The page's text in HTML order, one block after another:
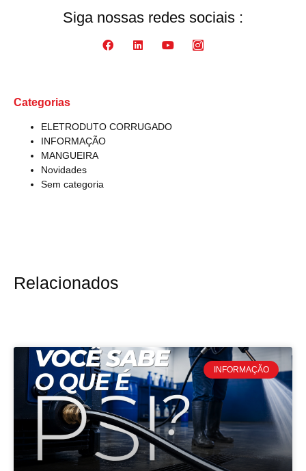
Siga nossas redes sociais :​
Categorias
ELETRODUTO CORRUGADO
INFORMAÇÃO
MANGUEIRA
Novidades
Sem categoria
Relacionados
INFORMAÇÃO